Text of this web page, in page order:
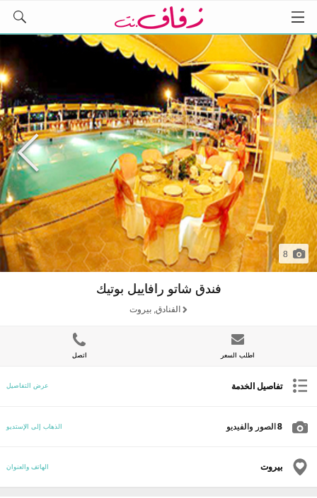
8
فندق شاتو رافاييل بوتيك
الفنادق, بيروت
اطلب السعر اتصل
تفاصيل الخدمة عرض التفاصيل
8 الصور والفيديو الذهاب إلى الإستديو
بيروت الهاتف والعنوان